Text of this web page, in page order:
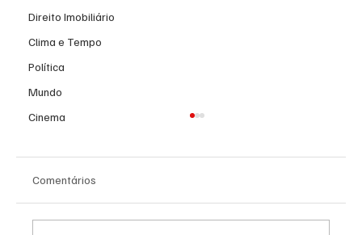
Direito Imobiliário
Clima e Tempo
Política
Mundo
Cinema
Comentários